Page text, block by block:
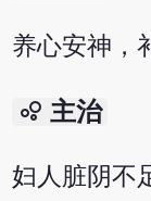
养心安神，
bubble_chart 主治
妇人脏阴不